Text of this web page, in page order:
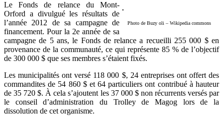
Photo de Buzy oli – Wikipedia commons
Le Fonds de relance du Mont-
Orford a divulgué les résultats de
l’année 2012 de sa campagne de
financement. Pour la 2e année de sa
campagne de 5 ans, le Fonds de relance a recueilli 255 000 $ en
provenance de la communauté, ce qui représente 85 % de l’objectif
de 300 000 $ que ses membres s’étaient fixés.
Les municipalités ont versé 118 000 $, 24 entreprises ont offert des
commandites de 54 860 $ et 64 particuliers ont contribué à hauteur
de 35 720 $. À cela s’ajoutent les 37 000 $ non récurrents versés par
le conseil d’administration du Trolley de Magog lors de la
dissolution de cet organisme.